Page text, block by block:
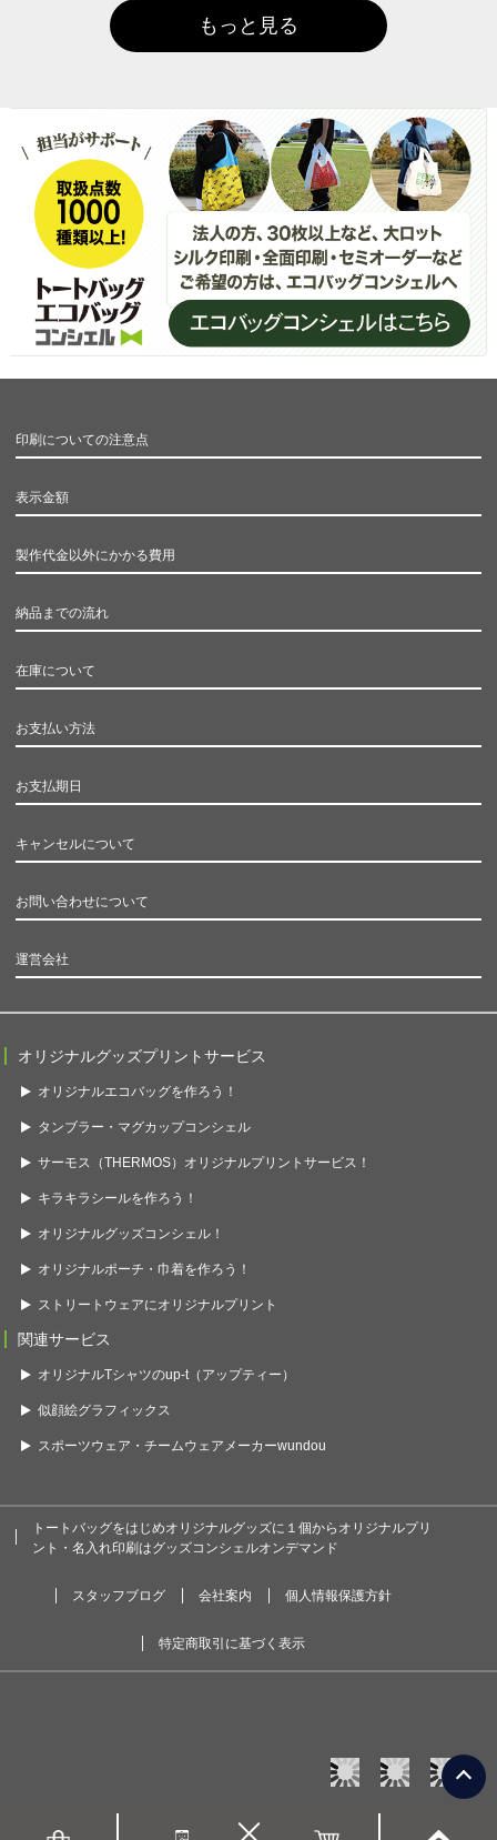
もっと見る
印刷についての注意点
表示金額
製作代金以外にかかる費用
納品までの流れ
在庫について
お支払い方法
お支払期日
キャンセルについて
お問い合わせについて
運営会社
オリジナルグッズプリントサービス
オリジナルエコバッグを作ろう！
タンブラー・マグカップコンシェル
サーモス（THERMOS）オリジナルプリントサービス！
キラキラシールを作ろう！
オリジナルグッズコンシェル！
オリジナルポーチ・巾着を作ろう！
ストリートウェアにオリジナルプリント
関連サービス
オリジナルTシャツのup-t（アップティー）
似顔絵グラフィックス
スポーツウェア・チームウェアメーカーwundou
トートバッグをはじめオリジナルグッズに１個からオリジナルプリ
ント・名入れ印刷はグッズコンシェルオンデマンド
スタッフブログ 会社案内 個人情報保護方針
特定商取引に基づく表示